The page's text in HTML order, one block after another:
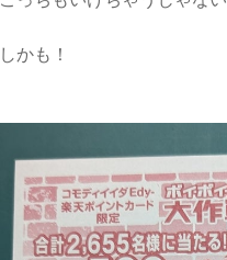
しかも！